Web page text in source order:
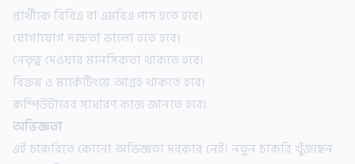
প্রার্থীকে বিবিএ বা এমবিএ পাস হতে হবে।
যোগাযোগ দক্ষতা ভালো হতে হবে।
নেতৃত্ব দেওয়ার মানসিকতা থাকতে হবে।
বিক্রয় ও মার্কেটিংয়ে আগ্রহ থাকতে হবে।
কম্পিউটারের সাধারণ কাজ জানতে হবে।
অভিজ্ঞতা
এই চাকরিতে কোনো অভিজ্ঞতা দরকার নেই। নতুন চাকরি খুঁজছেন